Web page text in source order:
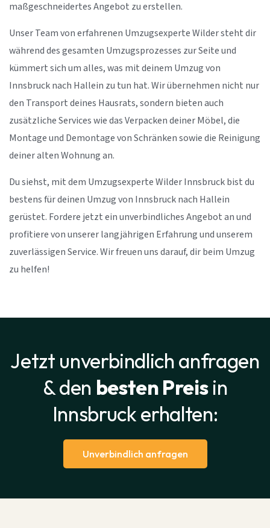
maßgeschneidertes Angebot zu erstellen.
Unser Team von erfahrenen Umzugsexperte Wilder steht dir
während des gesamten Umzugsprozesses zur Seite und
kümmert sich um alles, was mit deinem Umzug von
Innsbruck nach Hallein zu tun hat. Wir übernehmen nicht nur
den Transport deines Hausrats, sondern bieten auch
zusätzliche Services wie das Verpacken deiner Möbel, die
Montage und Demontage von Schränken sowie die Reinigung
deiner alten Wohnung an.
Du siehst, mit dem Umzugsexperte Wilder Innsbruck bist du
bestens für deinen Umzug von Innsbruck nach Hallein
gerüstet. Fordere jetzt ein unverbindliches Angebot an und
profitiere von unserer langjährigen Erfahrung und unserem
zuverlässigen Service. Wir freuen uns darauf, dir beim Umzug
zu helfen!
Jetzt unverbindlich anfragen
& den besten Preisin
Innsbruck erhalten:
Unverbindlich anfragen